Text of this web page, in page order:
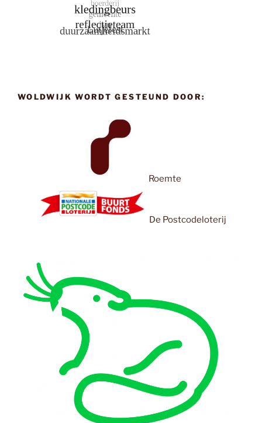
WOLDWIJK WORDT GESTEUND DOOR:
Roemte
De Postcodeloterij